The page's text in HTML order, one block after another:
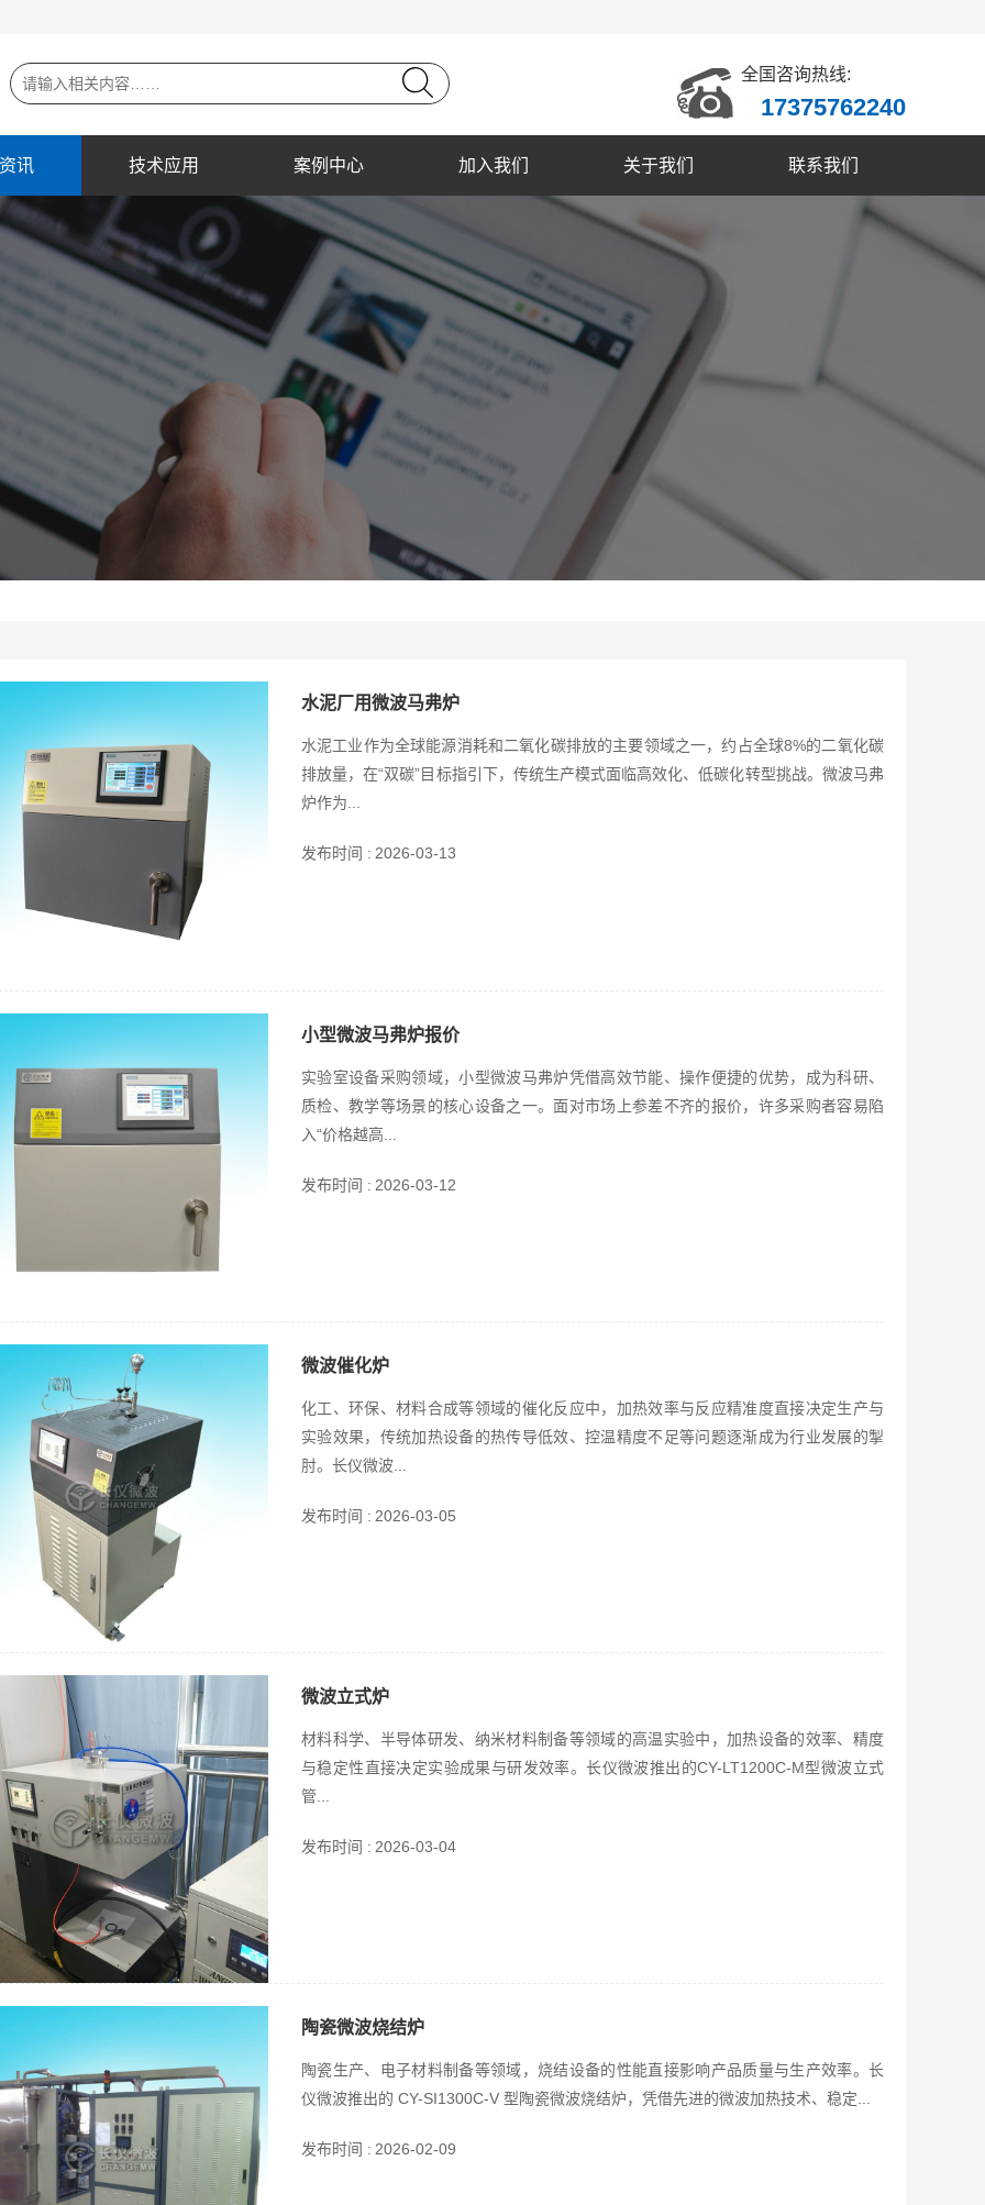
全国咨询热线:
17375762240
讯 技术应用 案例中心 加入我们 关于我们 联系我们
水泥厂用微波马弗炉
水泥工业作为全球能源消耗和二氧化碳排放的主要领域之一，约占全球8%的二氧化碳
排放量，在“双碳”目标指引下，传统生产模式面临高效化、低碳化转型挑战。微波马弗
炉作为...
发布时间 : 2026-03-13
小型微波马弗炉报价
实验室设备采购领域，小型微波马弗炉凭借高效节能、操作便捷的优势，成为科研、
质检、教学等场景的核心设备之一。面对市场上参差不齐的报价，许多采购者容易陷
入“价格越高...
发布时间 : 2026-03-12
微波催化炉
化工、环保、材料合成等领域的催化反应中，加热效率与反应精准度直接决定生产与
实验效果，传统加热设备的热传导低效、控温精度不足等问题逐渐成为行业发展的掣
肘。长仪微波...
发布时间 : 2026-03-05
微波立式炉
材料科学、半导体研发、纳米材料制备等领域的高温实验中，加热设备的效率、精度
与稳定性直接决定实验成果与研发效率。长仪微波推出的CY-LT1200C-M型微波立式
管...
发布时间 : 2026-03-04
陶瓷微波烧结炉
陶瓷生产、电子材料制备等领域，烧结设备的性能直接影响产品质量与生产效率。长
仪微波推出的 CY-SI1300C-V 型陶瓷微波烧结炉，凭借先进的微波加热技术、稳定...
发布时间 : 2026-02-09